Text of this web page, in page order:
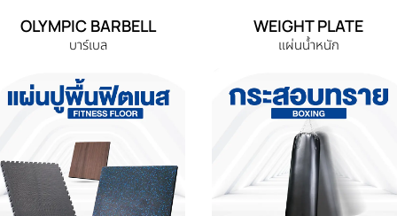
OLYMPIC BARBELL
บาร์เบล
WEIGHT PLATE
แผ่นน้ำหนัก